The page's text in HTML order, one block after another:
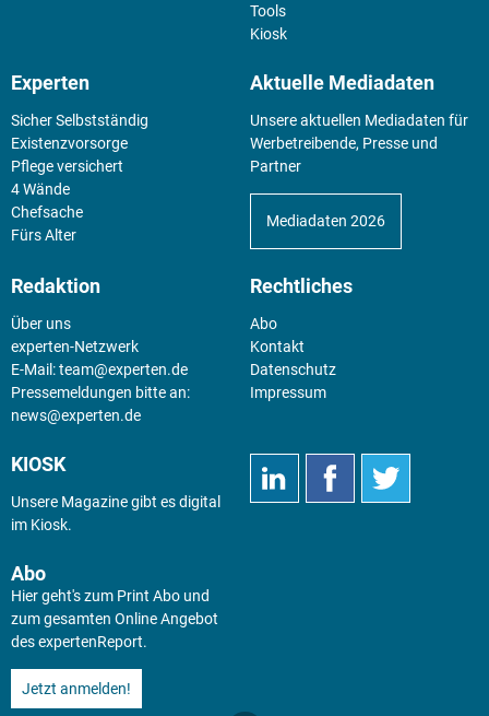
Tools
Kiosk
Experten
Sicher Selbstständig
Existenz­vorsorge
Pflege versichert
4 Wände
Chefsache
Fürs Alter
Aktuelle Mediadaten
Unsere aktuellen Mediadaten für
Werbetreibende, Presse und
Partner
Mediadaten 2026
Redaktion
Über uns
experten-Netzwerk
E-Mail:team@experten.de
Pressemeldungen bitte an:
news@experten.de
Rechtliches
Abo
Kontakt
Datenschutz
Impressum
KIOSK
Unsere Magazine gibt es digital
im Kiosk.
Abo
Hier geht's zum Print Abo und
zum gesamten Online Angebot
des expertenReport.
Jetzt anmelden!